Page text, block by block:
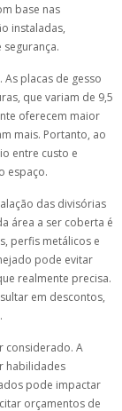
base nas
instaladas,
. As placas de gesso
que variam de 9,5
oferecem maior
mais. Portanto, ao
entre custo e
espaço.
das divisórias
área a ser coberta é
perfis metálicos e
pode evitar
realmente precisa.
em descontos,
considerado. A
habilidades
pode impactar
orçamentos de